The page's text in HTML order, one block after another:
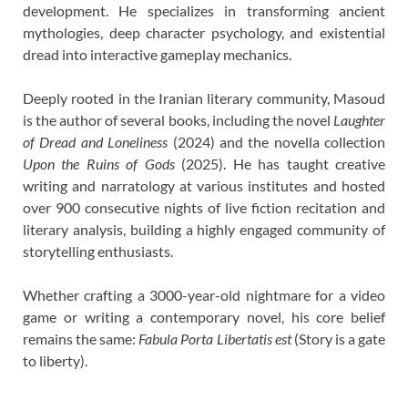
development. He specializes in transforming ancient
mythologies, deep character psychology, and existential
dread into interactive gameplay mechanics.
Deeply rooted in the Iranian literary community, Masoud
is the author of several books, including the novel Laughter
of Dread and Loneliness (2024) and the novella collection
Upon the Ruins of Gods(2025). He has taught creative
writing and narratology at various institutes and hosted
over 900 consecutive nights of live fiction recitation and
literary analysis, building a highly engaged community of
storytelling enthusiasts.
Whether crafting a 3000-year-old nightmare for a video
game or writing a contemporary novel, his core belief
remains the same: Fabula Porta Libertatis est(Story is a gate
to liberty).